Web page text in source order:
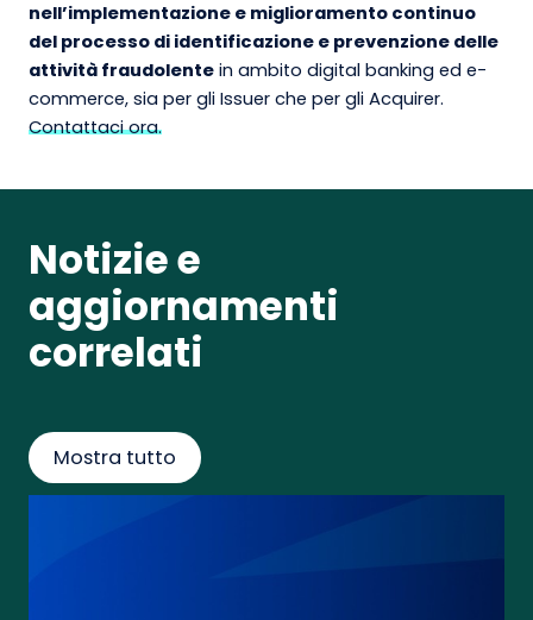
nell’implementazione e miglioramento continuo
del processo di identificazione e prevenzione delle
attività fraudolente in ambito digital banking ed e-
commerce, sia per gli Issuer che per gli Acquirer.
Contattaci ora.
Notizie e
aggiornamenti
correlati
Mostra tutto